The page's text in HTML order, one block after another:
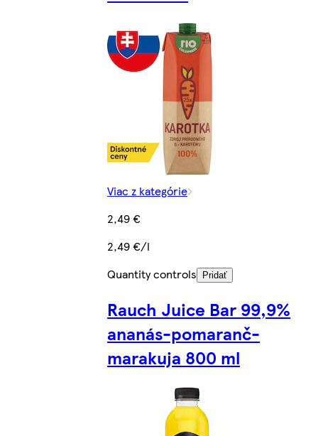
Viac z kategórie
2,49 €
2,49 €/l
Quantity controls
Pridať
Rauch Juice Bar 99,9%
ananás-pomaranč-
marakuja 800 ml